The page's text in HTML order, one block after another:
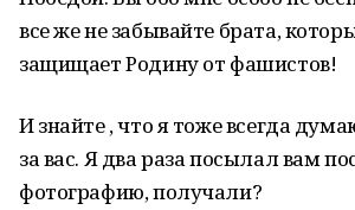
все же не забывайте брата,
защищает Родину от фашистов!
И знайте , что я тоже всегда
за вас. Я два раза посылал вам
фотографию, получали?